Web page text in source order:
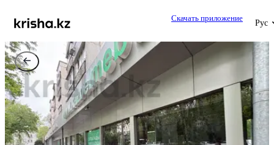
Скачать приложение
Рус